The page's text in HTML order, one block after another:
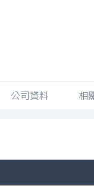
公司資料 相